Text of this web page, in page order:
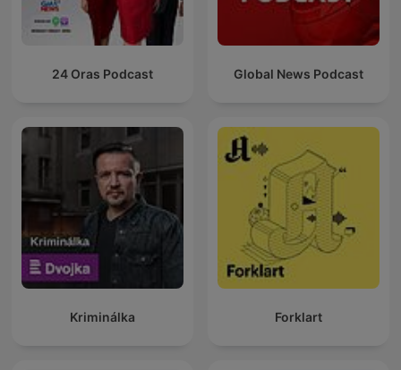
24 Oras Podcast Global News Podcast
Kriminálka Forklart